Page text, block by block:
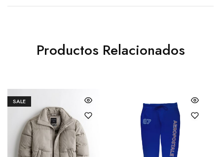
Productos Relacionados
SALE